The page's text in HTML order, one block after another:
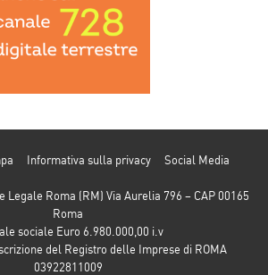
Informativa sulla privacy
Social Media
Legale Roma (RM) Via Aurelia 796 – CAP 00165
Roma
sociale Euro 6.980.000,00 i.v
del Registro delle Imprese di ROMA
03922811009